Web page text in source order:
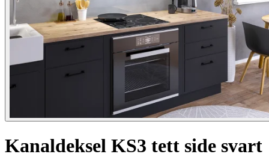
Kanaldeksel KS3 tett side svart